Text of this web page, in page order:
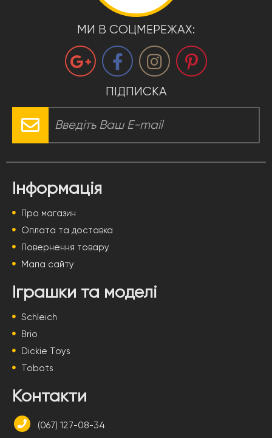
МИ В СОЦМЕРЕЖАХ:
ПІДПИСКА
Інформація
Про магазин
Оплата та доставка
Повернення товару
Мапа сайту
Іграшки та моделі
Schleich
Brio
Dickie Toys
Tobots
Контакти
(067) 127-08-34